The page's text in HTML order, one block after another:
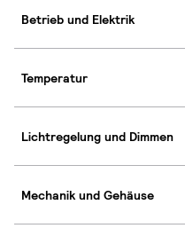
Betrieb und Elektrik
Temperatur
Lichtregelung und Dimmen
Mechanik und Gehäuse